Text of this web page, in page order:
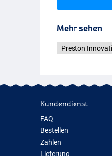
Mehr sehen
Preston
Kundendienst
FAQ
Bestellen
Zahlen
Lieferung